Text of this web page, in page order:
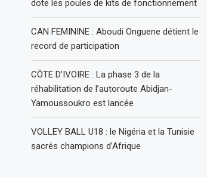
dote les poules de kits de fonctionnement
CAN FEMININE : Aboudi Onguene détient le
record de participation
CÔTE D’IVOIRE : La phase 3 de la
réhabilitation de l’autoroute Abidjan-
Yamoussoukro est lancée
VOLLEY BALL U18 : le Nigéria et la Tunisie
sacrés champions d’Afrique